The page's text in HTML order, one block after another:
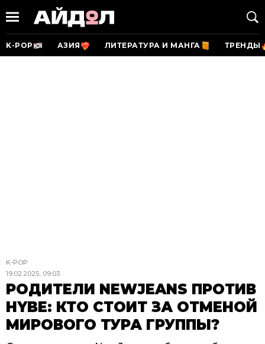
K-POP АЗИЯ ЛИТЕРАТУРА И МАНГА ТРЕНДЫ
K-POP
19.02.2025, 09:03
РОДИТЕЛИ NEWJEANS ПРОТИВ
HYBE: КТО СТОИТ ЗА ОТМЕНОЙ
МИРОВОГО ТУРА ГРУППЫ?